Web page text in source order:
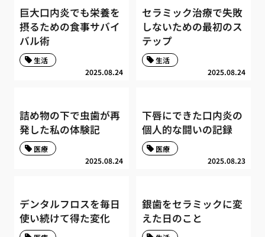
巨大口内炎でも栄養を
摂るための食事サバイ
バル術
2025.08.24
生活
セラミック治療で失敗
しないための最初のス
テップ
2025.08.24
生活
詰め物の下で虫歯が再
発した私の体験記
2025.08.24
医療
下唇にできた口内炎の
個人的な闘いの記録
2025.08.23
医療
デンタルフロスを毎日
使い続けて得た変化
銀歯をセラミックに変
えた日のこと